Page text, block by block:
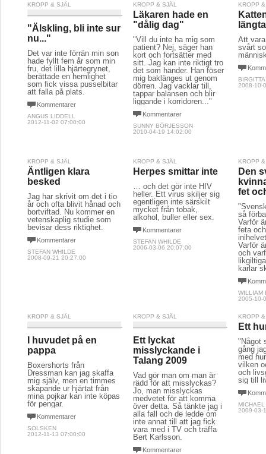
KROPP & SJÄL
"Älskling, bli inte sur
nu..."
Det var inte förrän min son
hade fyllt fem år som min
fru, det lilla hjärtegrynet,
berättade en hemlighet
som fick vissa pusselbitar
att falla på plats.
Kommentarer
ANGUS LIDDELL
2012-11-02 07:00:00
KROPP & SJÄL
Läkaren hade en
"dålig dag"
"Vill du inte ha mig som
patient? Nej, säger han
kort och fortsätter med
sitt. Jag kan inte riktigt tro
det som händer. Han föser
mig baklänges ut genom
dörren. Jag vacklar till,
tappar balansen och blir
liggande i korridoren..."
Kommentarer
SUNNY BÖRJESSON
2010-04-19 14:02:00
KROPP
Att
svårt
2008-10-
KROPP & SJÄL
Äntligen klara
besked
Jag har skrivit om det i tio
år och ofta blivit hånad och
bortviftad. Nu kommer en
vetenskaplig studie som
bevisar dess riktighet.
Kommentarer
STEFAN WHILDE
2008-09-21 20:27:00
KROPP & SJÄL
Herpes smittar inte
… och det gör inte HIV
heller. Ett virus skiljer sig
egentligen inte särskilt
mycket från tobak,
alkohol, buller eller sex.
Kommentarer
STEFAN WHILDE
2006-03-06 20:07:00
KROPP
Den
fet
så
Varför
feta
Varför
och
karlar
WILLIAM
2005-10-
KROPP & SJÄL
I huvudet på en
pappa
Boxershorts från
Dressman kan jag skaffa
mig själv, men en timmes
skapande ur hjärtat från
mina pojkar kan inte köpas
för pengar.
Kommentarer
SOLSKEN
2012-11-13 07:00:00
KROPP & SJÄL
Ett lyckat
misslyckande i
Talang 2009
Vad gör man om man är
rädd för att misslyckas?
Jo, man misslyckas
medvetet för att komma
över detta. Så tänkte jag i
alla fall och de ledde om
inte annat till att jag fick
vara med i TV och träffa
Bert Karlsson.
Kommentarer
KROPP
Ett
"Något
gång
med
vilken
och
sig till
2009-03-